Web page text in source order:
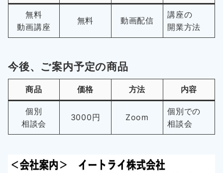
無料
動画講座
無料 動画配信
講座の
開業方法
今後、ご案内予定の商品
商品 価格 方法 内容
個別
相談会
3000円 Zoom
個別での
相談会